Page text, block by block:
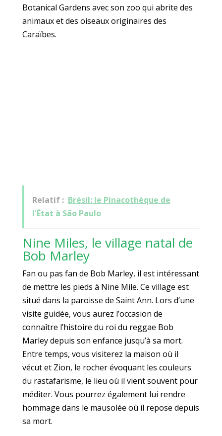
Botanical Gardens avec son zoo qui abrite des
animaux et des oiseaux originaires des
Caraïbes.
Relatif : Brésil: le Pinacothèque de
l'État à São Paulo
Nine Miles, le village natal de
Bob Marley
Fan ou pas fan de Bob Marley, il est intéressant
de mettre les pieds à Nine Mile. Ce village est
situé dans la paroisse de Saint Ann. Lors d’une
visite guidée, vous aurez l’occasion de
connaître l’histoire du roi du reggae Bob
Marley depuis son enfance jusqu’à sa mort.
Entre temps, vous visiterez la maison où il
vécut et Zion, le rocher évoquant les couleurs
du rastafarisme, le lieu où il vient souvent pour
méditer. Vous pourrez également lui rendre
hommage dans le mausolée où il repose depuis
sa mort.